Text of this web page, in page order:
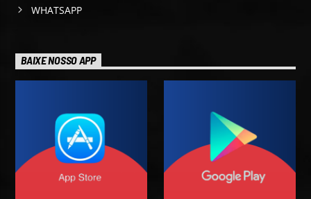
WHATSAPP
BAIXE NOSSO APP